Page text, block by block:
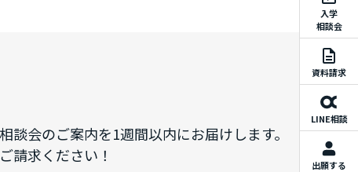
入学
相談会
資料請求
LINE相談
出願する
談会のご案内を1週間以内にお届けします。
請求ください！